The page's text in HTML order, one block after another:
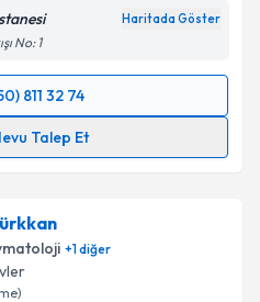
Haritada Göster
No: 1
811 32 74
Talep Et
e-posta ile bilgilendireceğiz.
+1diğer